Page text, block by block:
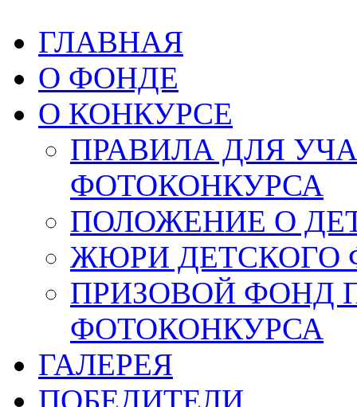
ГЛАВНАЯ
О ФОНДЕ
О КОНКУРСЕ
ПРАВИЛА ДЛЯ
ФОТОКОНКУРСА
ПОЛОЖЕНИЕ О
ЖЮРИ ДЕТСКОГО
ПРИЗОВОЙ ФОНД
ФОТОКОНКУРСА
ГАЛЕРЕЯ